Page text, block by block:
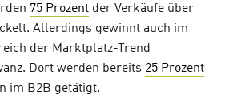
75 Prozent der Verkäufe über
Allerdings gewinnt auch im
der Marktplatz-Trend
Dort werden bereits 25 Prozent
im B2B getätigt.